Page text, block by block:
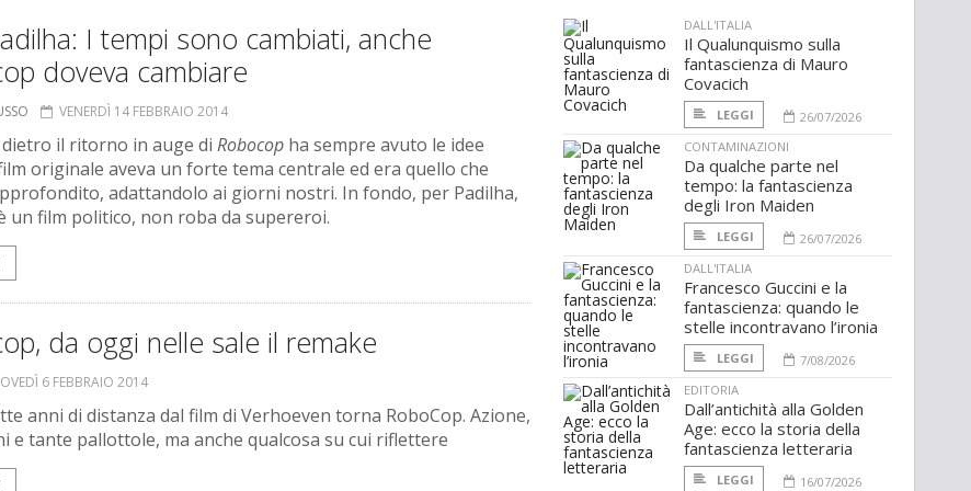
I tempi sono cambiati, anche
doveva cambiare
VENERDÌ 14 FEBBRAIO 2014
il ritorno in auge di Robocop ha sempre avuto le idee
originale aveva un forte tema centrale ed era quello che
adattandolo ai giorni nostri. In fondo, per Padilha,
un film politico, non roba da supereroi.
da oggi nelle sale il remake
6 FEBBRAIO 2014
anni di distanza dal film di Verhoeven torna RoboCop. Azione,
e tante pallottole, ma anche qualcosa su cui riflettere
DALL'ITALIA
Il Qualunquismo sulla
fantascienza di Mauro
Covacich
LEGGI
26/07/2026
CONTAMINAZIONI
Da qualche parte nel
tempo: la fantascienza
degli Iron Maiden
LEGGI
26/07/2026
DALL'ITALIA
Francesco Guccini e la
fantascienza: quando le
stelle incontravano l’ironia
LEGGI
7/08/2026
EDITORIA
Dall’antichità alla Golden
Age: ecco la storia della
fantascienza letteraria
LEGGI 16/07/2026